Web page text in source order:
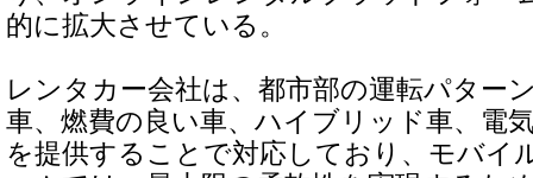
的に拡大させている。
レンタカー会社は、都市部の運転パター
車、燃費の良い車、ハイブリッド車、電
を提供することで対応しており、モバイ